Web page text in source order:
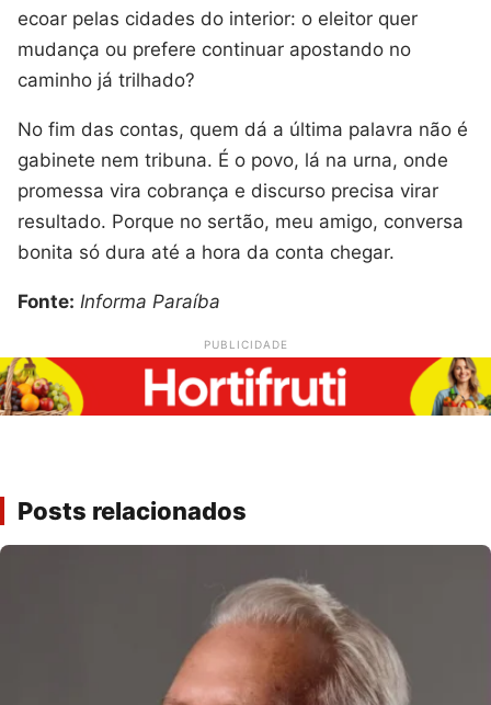
ecoar pelas cidades do interior: o eleitor quer
mudança ou prefere continuar apostando no
caminho já trilhado?
No fim das contas, quem dá a última palavra não é
gabinete nem tribuna. É o povo, lá na urna, onde
promessa vira cobrança e discurso precisa virar
resultado. Porque no sertão, meu amigo, conversa
bonita só dura até a hora da conta chegar.
Fonte: Informa Paraíba
PUBLICIDADE
Posts relacionados